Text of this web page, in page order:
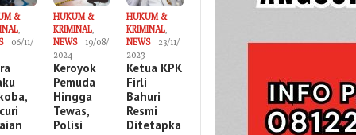
&
06/11/
HUKUM &
KRIMINAL,
NEWS
19/08/
2024
Keroyok
Pemuda
Hingga
Tewas,
Polisi
HUKUM &
KRIMINAL
NEWS
23/11/
2023
Ketua KPK
Firli
Bahuri
Resmi
Ditetapka